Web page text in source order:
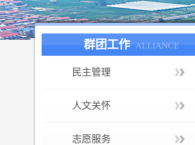
群团工作 ALLIANCE
民主管理
人文关怀
志愿服务